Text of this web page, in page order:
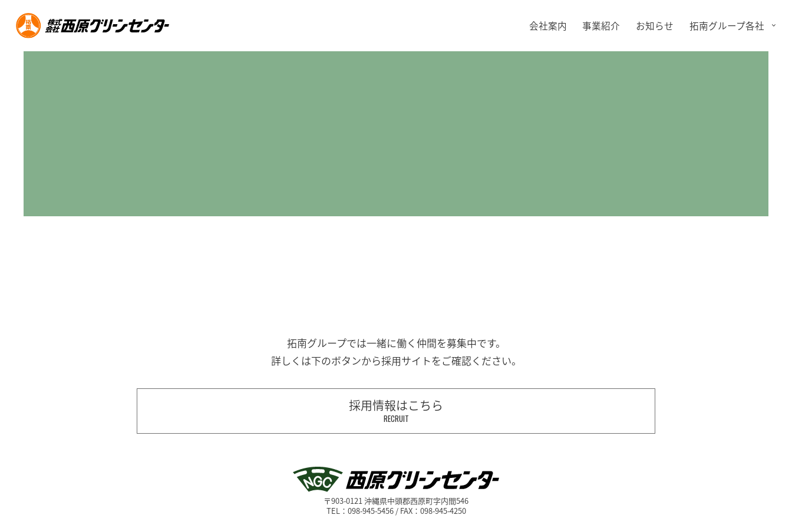
会社案内 事業紹介 お知らせ 拓南グループ各社
拓南グループでは一緒に働く 仲間を募集中です。
詳しくは下のボタンから採用サイトをご確認ください。
採用情報はこちら
RECRUIT
〒903-0121 沖縄県中頭郡西原町字内間546
TEL：098-945-5456 / FAX：098-945-4250